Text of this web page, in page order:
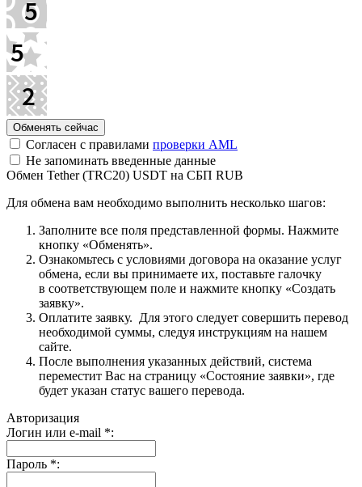
Согласен с правилами проверки AML
Не запоминать введенные данные
Обмен Tether (TRC20) USDT на СБП RUB
Для обмена вам необходимо выполнить несколько шагов:
Заполните все поля представленной формы. Нажмите
кнопку «Обменять».
Ознакомьтесь с условиями договора на оказание услуг
обмена, если вы принимаете их, поставьте галочку
в соответствующем поле и нажмите кнопку «Создать
заявку».
Оплатите заявку. Для этого следует совершить перевод
необходимой суммы, следуя инструкциям на нашем
сайте.
После выполнения указанных действий, система
переместит Вас на страницу «Состояние заявки», где
будет указан статус вашего перевода.
Авторизация
Логин или e-mail *:
Пароль *: